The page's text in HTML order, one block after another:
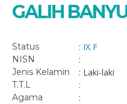
GALIH
Status : IX F
NISN :
Jenis Kelamin : Laki-laki
T.T.L :
Agama :